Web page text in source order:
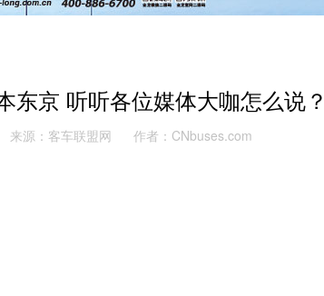
东京 听听各位媒体大咖怎么说？
来源：客车联盟网 作者：CNbuses.com